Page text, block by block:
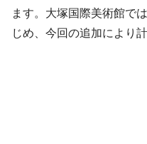
ます。大塚国際美術館で
じめ、今回の追加により